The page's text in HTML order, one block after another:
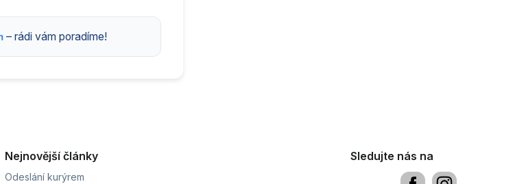
– rádi vám poradíme!
Nejnovější články
Odeslání kurýrem
Sledujte nás na